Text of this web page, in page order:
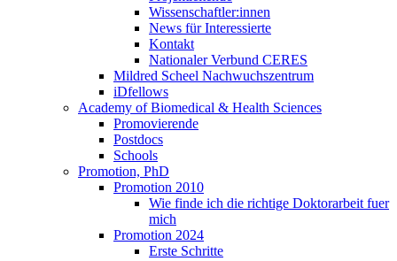
Wissenschaftler:innen
News für Interessierte
Kontakt
Nationaler Verbund CERES
Mildred Scheel Nachwuchszentrum
iDfellows
Academy of Biomedical & Health Sciences
Promovierende
Postdocs
Schools
Promotion, PhD
Promotion 2010
Wie finde ich die richtige Doktorarbeit fuer
mich
Promotion 2024
Erste Schritte